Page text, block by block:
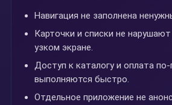
Навигация не заполнена
Карточки и списки не
узком экране.
Доступ к каталогу и оплата
выполняются быстро.
Отдельное приложение не